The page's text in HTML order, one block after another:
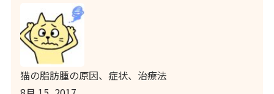
猫の脂肪腫の原因、症状、治療法